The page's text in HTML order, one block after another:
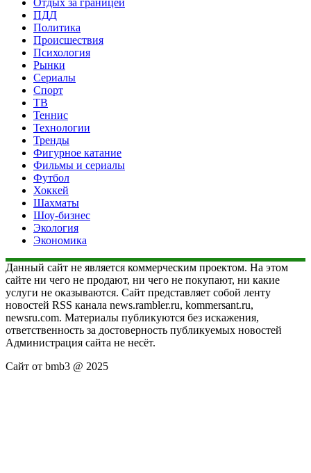
ПДД
Политика
Происшествия
Психология
Рынки
Сериалы
Спорт
ТВ
Теннис
Технологии
Тренды
Фигурное катание
Фильмы и сериалы
Футбол
Хоккей
Шахматы
Шоу-бизнес
Экология
Экономика
Данный сайт не является коммерческим проектом. На этом
сайте ни чего не продают, ни чего не покупают, ни какие
услуги не оказываются. Сайт представляет собой ленту
новостей RSS канала news.rambler.ru, kommersant.ru,
newsru.com. Материалы публикуются без искажения,
ответственность за достоверность публикуемых новостей
Администрация сайта не несёт.
Сайт от bmb3 @ 2025